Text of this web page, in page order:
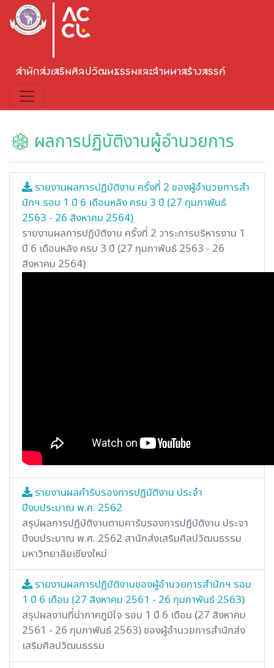
สำนักส่งเสริมศิลปวัฒนธรรมและล้านนาสร้างสรรค์
ผลการปฏิบัติงานผู้อำนวยการ
รายงานผลการปฏิบัติงาน ครั้งที่ 2 ของผู้อำนวยการสำ
นักฯ รอบ 1 ปี 6 เดือนหลัง ครบ 3 ปี (27 กุมภาพันธ์
2563 - 26 สิงหาคม 2564)
รายงานผลการปฏิบัติงาน ครั้งที่ 2 วาระการบริหารงาน 1
ปี 6 เดือนหลัง ครบ 3 ปี (27 กุมภาพันธ์ 2563 - 26
สิงหาคม 2564)
รายงานผลคำรับรองการปฏิบัติงาน ประจำ
ปีงบประมาณ พ.ศ. 2562
สรุปผลการปฏิบัติงานตามคารับรองการปฏิบัติงาน ประจา
ปีงบประมาณ พ.ศ. 2562 สานักส่งเสริมศิลปวัฒนธรรม
มหาวิทยาลัยเชียงใหม่
รายงานผลการปฏิบัติงานของผู้อำนวยการสำนักฯ รอบ
1 ปี 6 เดือน (27 สิงหาคม 2561 - 26 กุมภาพันธ์ 2563)
สรุปผลงานที่น่าภาคภูมิใจ รอบ 1 ปี 6 เดือน (27 สิงหาคม
2561 - 26 กุมภาพันธ์ 2563) ของผู้อำนวยการสำนักส่ง
เสริมศิลปวัฒนธรรม